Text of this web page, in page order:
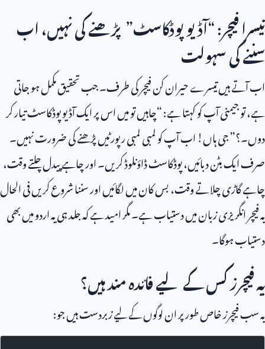
تیسرا فیچر: “آڈیو پوڈکاسٹ” پڑھنے کی نہیں، اب
سننے کی سہولت
اب آتے ہیں تیسرے حیران کن فیچر کی طرف۔ جب تحقیق مکمل ہو جاتی
ہے، تو جیمنی آپ کو کہتا ہے: “چاہیں تو میں اس پر ایک آڈیو پوڈکاسٹ تیار کر
دوں۔؟” جی ہاں! اب آپ کو لمبی لمبی رپورٹیں پڑھنے کی ضرورت نہیں۔
صرف ایک بٹن دبائیں، پوڈکاسٹ ڈاؤنلوڈ کریں۔ اور چاہے پیدل چلتے وقت،
چاہے گاڑی چلاتے وقت، بس کان میں لگائیں اور سننا شروع کریں فی الحال
یہ فیچر انگریزی زبان میں دستیاب ہے۔ مگر امید ہے کہ جلد ہی یہ اردو میں بھی
دستیاب ہوگا۔
یہ فیچرز کس کے لیے فائدہ مند ہیں؟
یہ سب فیچرز خاص طور پر ان لوگوں کے لیے زبردست ہیں جو: